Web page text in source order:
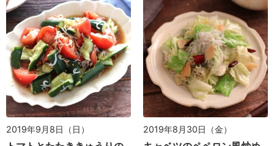
2019年9月8日（日） 2019年8月30日（金）